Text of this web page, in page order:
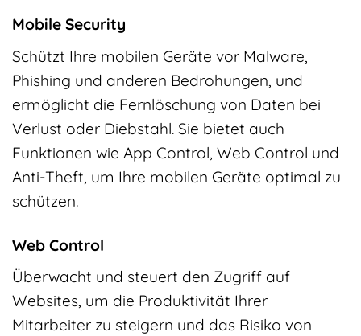
Mobile Security
Schützt Ihre mobilen Geräte vor Malware,
Phishing und anderen Bedrohungen, und
ermöglicht die Fernlöschung von Daten bei
Verlust oder Diebstahl. Sie bietet auch
Funktionen wie App Control, Web Control und
Anti-Theft, um Ihre mobilen Geräte optimal zu
schützen.
Web Control
Überwacht und steuert den Zugriff auf
Websites, um die Produktivität Ihrer
Mitarbeiter zu steigern und das Risiko von